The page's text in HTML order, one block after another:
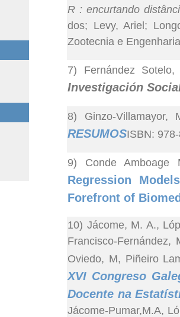
R : encurtando
dos; Levy, Ariel;
Zootecnia e
7) Fernández
Investigación
8) Ginzo-Villamayor,
RESUMOSISBN:
9) Conde Amboage
Regression
Forefront of
10) Jácome, M. A.,
Francisco-Fernández,
Oviedo, M, Piñeiro
XVI Congreso
Docente na
Jácome-Pumar,M.A,